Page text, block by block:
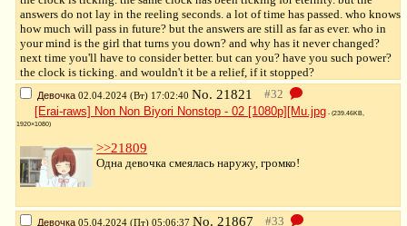
answers do not lay in the reeling seconds. a lot of time has passed. who knows
how much will pass in future? but the answers are still as far as ever. who in
your mind is the girl that turns you down? and why has it never changed?
next time you'll have to consider better. but can you? have you such power?
the clock is ticking. and wouldn't it be a relief, if it stopped?
Девочка 02.04.2024 (Вт) 17:02:40 No. 21821
[Erai-raws] Non Non Biyori Nonstop - 02 [1080p][Mu.jpg - (239.46KB,
1920×1080)
>>21809
Одна девочка смеялась наружу, громко!
Девочка 05.04.2024 (Пт) 05:06:37 No. 21867